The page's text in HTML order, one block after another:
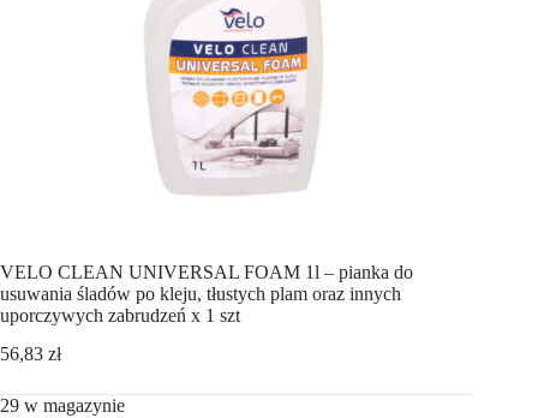
VELO CLEAN UNIVERSAL FOAM 1l – pianka do
usuwania śladów po kleju, tłustych plam oraz innych
uporczywych zabrudzeń x 1 szt
56,83 zł
29 w magazynie